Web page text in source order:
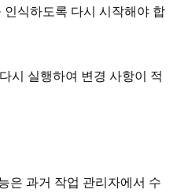
식하도록 다시 시작해야 합
시 실행하여 변경 사항이 적
은 과거 작업 관리자에서 수